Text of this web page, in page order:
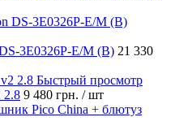
3E0326P-E/M (B) 21 330
Быстрый просмотр
2.8 9 480 грн. / шт